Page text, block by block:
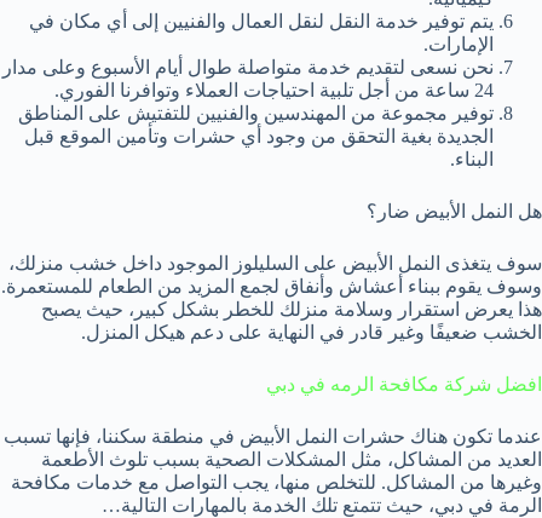
يتم توفير خدمة النقل لنقل العمال والفنيين إلى أي مكان في
الإمارات.
نحن نسعى لتقديم خدمة متواصلة طوال أيام الأسبوع وعلى مدار
24 ساعة من أجل تلبية احتياجات العملاء وتوافرنا الفوري.
توفير مجموعة من المهندسين والفنيين للتفتيش على المناطق
الجديدة بغية التحقق من وجود أي حشرات وتأمين الموقع قبل
البناء.
هل النمل الأبيض ضار؟
سوف يتغذى النمل الأبيض على السليلوز الموجود داخل خشب منزلك،
وسوف يقوم ببناء أعشاش وأنفاق لجمع المزيد من الطعام للمستعمرة.
هذا يعرض استقرار وسلامة منزلك للخطر بشكل كبير، حيث يصبح
الخشب ضعيفًا وغير قادر في النهاية على دعم هيكل المنزل.
افضل شركة مكافحة الرمه في دبي
عندما تكون هناك حشرات النمل الأبيض في منطقة سكننا، فإنها تسبب
العديد من المشاكل، مثل المشكلات الصحية بسبب تلوث الأطعمة
وغيرها من المشاكل. للتخلص منها، يجب التواصل مع خدمات مكافحة
الرمة في دبي، حيث تتمتع تلك الخدمة بالمهارات التالية…